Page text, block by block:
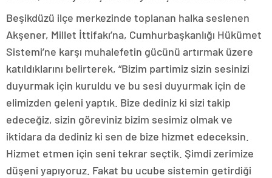
Beşikdüzü ilçe merkezinde toplanan halka seslenen
Akşener, Millet İttifakı’na, Cumhurbaşkanlığı Hükümet
Sistemi’ne karşı muhalefetin gücünü artırmak üzere
katıldıklarını belirterek, “Bizim partimiz sizin sesinizi
duyurmak için kuruldu ve bu sesi duyurmak için de
elimizden geleni yaptık. Bize dediniz ki sizi takip
edeceğiz, sizin göreviniz bizim sesimiz olmak ve
iktidara da dediniz ki sen de bize hizmet edeceksin.
Hizmet etmen için seni tekrar seçtik. Şimdi zerimize
düşeni yapıyoruz. Fakat bu ucube sistemin getirdiği